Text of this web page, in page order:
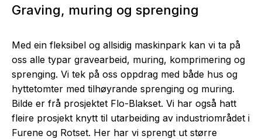
Graving, muring og sprenging
Med ein fleksibel og allsidig maskinpark kan vi ta på
oss alle typar gravearbeid, muring, komprimering og
sprenging. Vi tek på oss oppdrag med både hus og
hyttetomter med tilhøyrande sprenging og muring.
Bilde er frå prosjektet Flo-Blakset. Vi har også hatt
fleire prosjekt knytt til utarbeiding av industriområdet i
Furene og Rotset. Her har vi sprengt ut større